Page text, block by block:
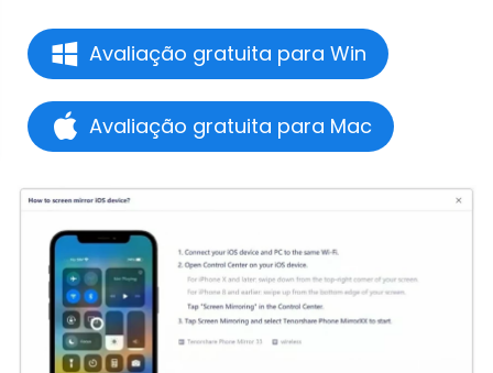
Avaliação gratuita para Win
Avaliação gratuita para Mac